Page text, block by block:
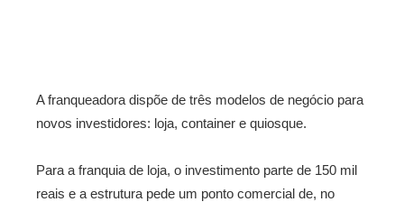
A franqueadora dispõe de três modelos de negócio para
novos investidores: loja, container e quiosque.
Para a franquia de loja, o investimento parte de 150 mil
reais e a estrutura pede um ponto comercial de, no